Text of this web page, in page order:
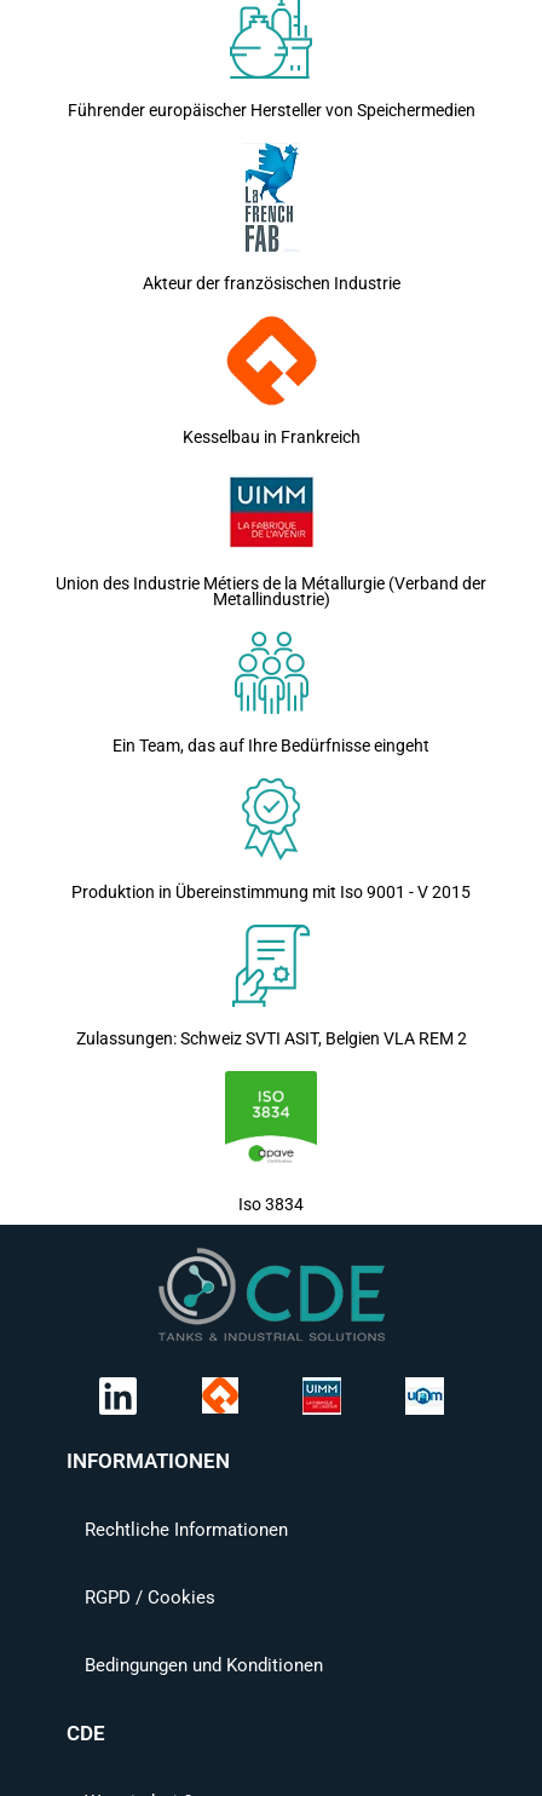
Führender europäischer Hersteller von Speichermedien
Akteur der französischen Industrie
Kesselbau in Frankreich
Union des Industrie Métiers de la Métallurgie (Verband der
Metallindustrie)
Ein Team, das auf Ihre Bedürfnisse eingeht
Produktion in Übereinstimmung mit Iso 9001 - V 2015
Zulassungen: Schweiz SVTI ASIT, Belgien VLA REM 2
Iso 3834
INFORMATIONEN
Rechtliche Informationen
RGPD / Cookies
Bedingungen und Konditionen
CDE